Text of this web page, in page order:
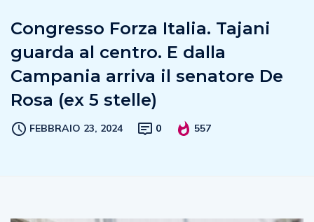
Congresso Forza Italia. Tajani
guarda al centro. E dalla
Campania arriva il senatore De
Rosa (ex 5 stelle)
FEBBRAIO 23, 2024 0 557